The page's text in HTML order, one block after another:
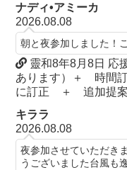
ナディ•アミーカ
2026.08.08
朝と夜参加しました！
靈和8年8月8日 応
あります）＋ 時間
に訂正 ＋ 追加提
キララ
2026.08.08
夜参加させていただき
うございました台風も